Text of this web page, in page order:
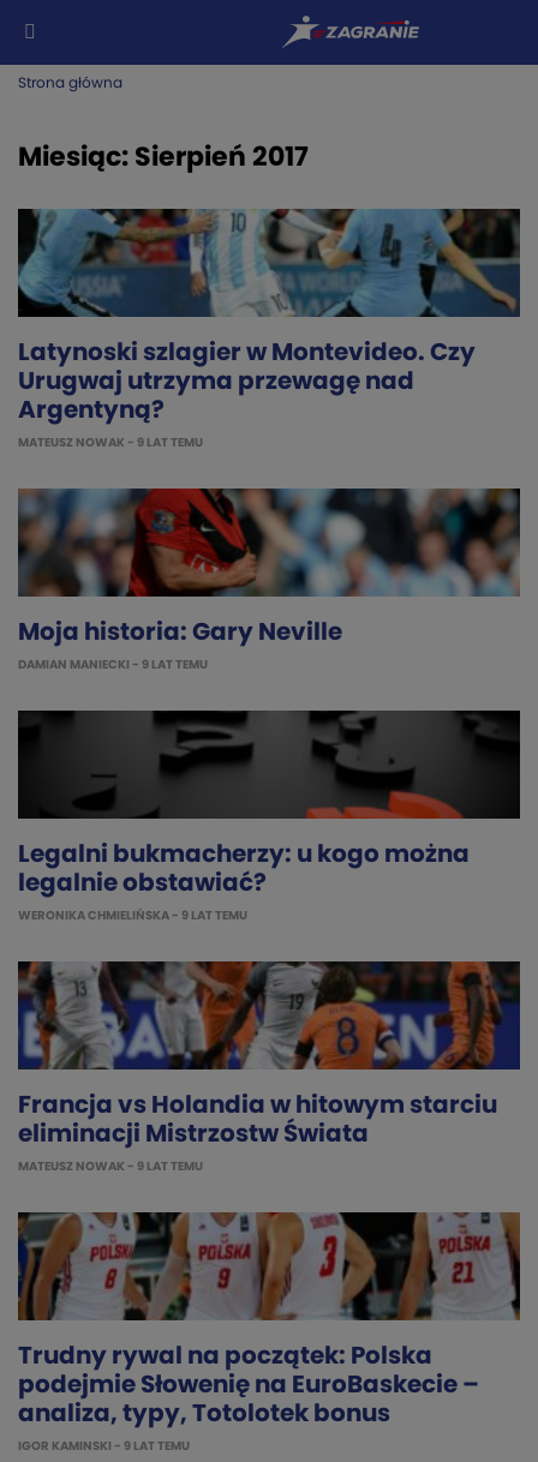
Strona główna
Miesiąc: Sierpień 2017
Latynoski szlagier w Montevideo. Czy
Urugwaj utrzyma przewagę nad
Argentyną?
MATEUSZ NOWAK - 9 LAT TEMU
Moja historia: Gary Neville
DAMIAN MANIECKI - 9 LAT TEMU
Legalni bukmacherzy: u kogo można
legalnie obstawiać?
WERONIKA CHMIELIŃSKA - 9 LAT TEMU
Francja vs Holandia w hitowym starciu
eliminacji Mistrzostw Świata
MATEUSZ NOWAK - 9 LAT TEMU
Trudny rywal na początek: Polska
podejmie Słowenię na EuroBaskecie –
analiza, typy, Totolotek bonus
IGOR KAMINSKI - 9 LAT TEMU